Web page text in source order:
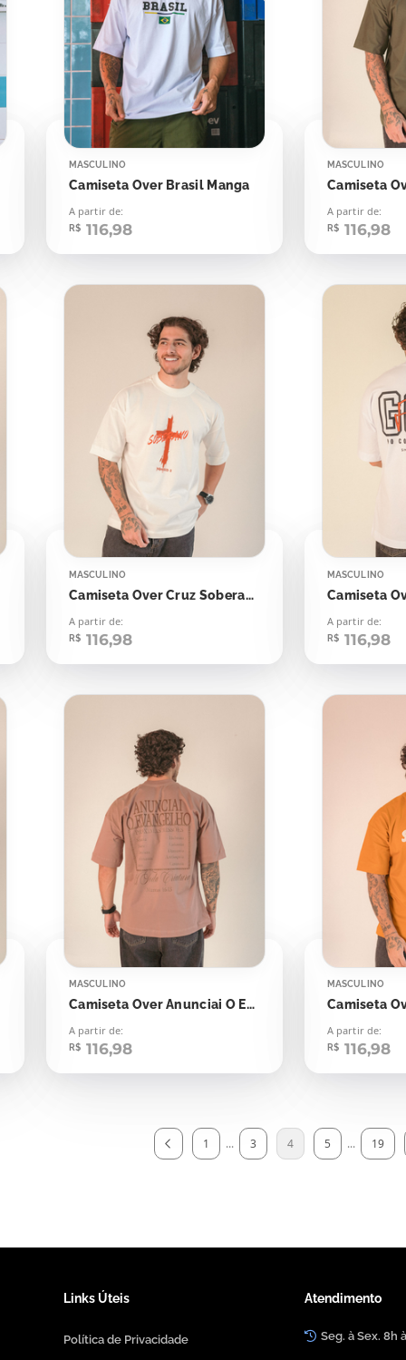
MASCULINO
Camiseta Over Brasil Manga
A partir de:
R$ 116,98
MASCULINO
A partir de:
R$ 116,98
MASCULINO
Camiseta Over Cruz Soberano
A partir de:
R$ 116,98
MASCULINO
A partir de:
R$ 116,98
MASCULINO
Camiseta Over Anunciai O Evangelho
A partir de:
R$ 116,98
MASCULINO
Camiseta
A partir de:
R$ 116,98
1 ... 3 4 5 ... 19
Links Úteis
Política de Privacidade
Atendimento
Seg. à Sex. 8h